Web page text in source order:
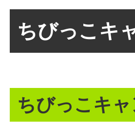
ちびっこキ
ちびっこキ